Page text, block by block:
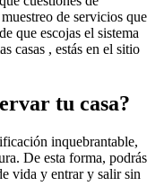
de servicios que
que escojas el sistema
casas , estás en el sitio
tu casa?
inquebrantable,
De esta forma, podrás
vida y entrar y salir sin